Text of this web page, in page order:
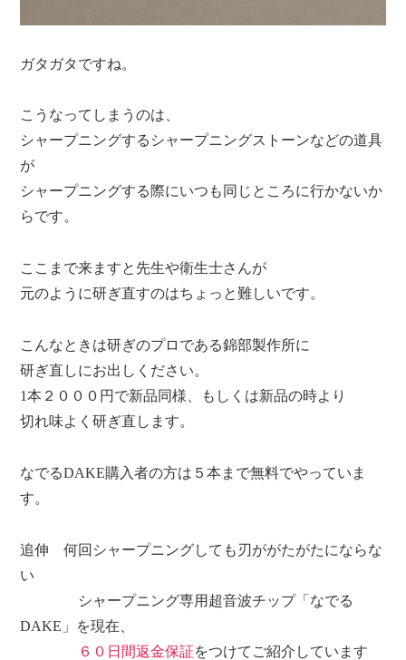
ガタガタですね。
こうなってしまうのは、
シャープニングするシャープニングストーンなどの道具
が
シャープニングする際にいつも同じところに行かないか
らです。
ここまで来ますと先生や衛生士さんが
元のように研ぎ直すのはちょっと難しいです。
こんなときは研ぎのプロである錦部製作所に
研ぎ直しにお出しください。
1本２０００円で新品同様、もしくは新品の時より
切れ味よく研ぎ直します。
なでるDAKE購入者の方は５本まで無料でやっていま
す。
追伸 何回シャープニングしても刃ががたがたにならな
い
シャープニング専用超音波チップ「なでる
DAKE」を現在、
６０日間返金保証をつけてご紹介しています